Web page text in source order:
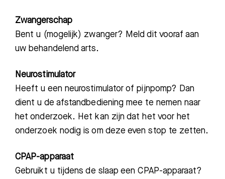
Zwangerschap
Bent u (mogelijk) zwanger? Meld dit vooraf aan
uw behandelend arts.
Neurostimulator
Heeft u een neurostimulator of pijnpomp? Dan
dient u de afstandbediening mee te nemen naar
het onderzoek. Het kan zijn dat het voor het
onderzoek nodig is om deze even stop te zetten.
CPAP-apparaat
Gebruikt u tijdens de slaap een CPAP-apparaat?